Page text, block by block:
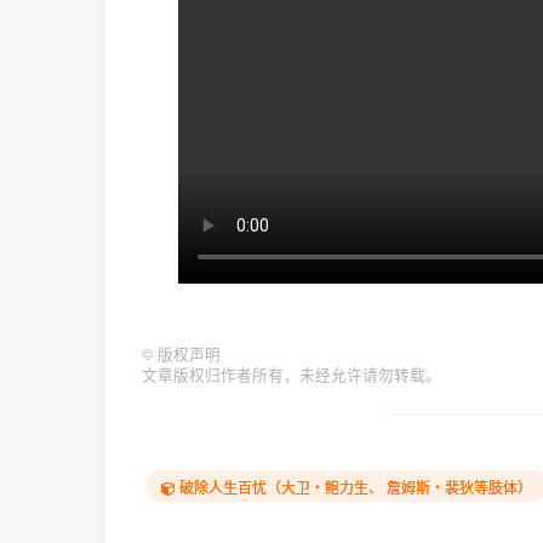
© 版权声明
文章版权归作者所有，未经允许请勿转载。
破除人生百忧（大卫‧鲍力生、 詹姆斯‧裴狄等肢体）